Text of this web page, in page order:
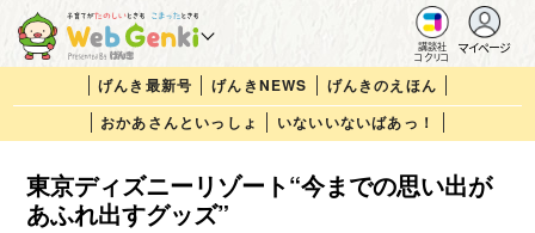
講談社
コクリコ
マイページ
げんき最新号 げんきNEWS
げんきのえほん
おかあさんといっしょ
いないいないばあっ！
東京ディズニーリゾート“今までの思い出が
あふれ出すグッズ”